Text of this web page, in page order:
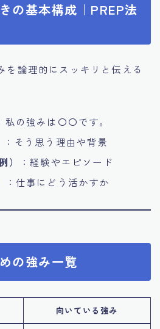
の基本構成｜PREP法
を論理的にスッキリと伝える
私の強みは〇〇です。
：そう思う理由や背景
）
：経験やエピソード
：仕事にどう活かすか
の強み一覧
向いている強み